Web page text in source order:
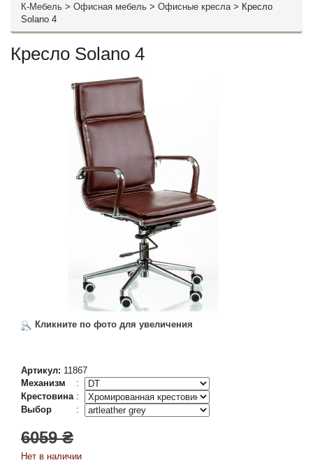
К-Мебель > Офисная мебель > Офисные кресла> Кресло
Solano 4
Кресло Solano 4
Кликните по фото для увеличения
Артикул: 11867
Механизм
:
Крестовина:
Выбор
:
6059 ₴
Нет в наличии